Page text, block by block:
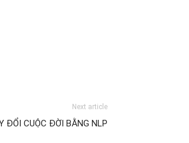
Next article
ĐỔI CUỘC ĐỜI BẰNG NLP